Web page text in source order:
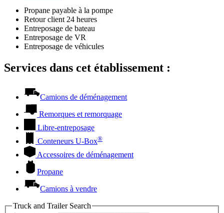
Propane payable à la pompe
Retour client 24 heures
Entreposage de bateau
Entreposage de VR
Entreposage de véhicules
Services dans cet établissement :
Camions de déménagement
Remorques et remorquage
Libre-entreposage
Conteneurs U-Box®
Accessoires de déménagement
Propane
Camions à vendre
Truck and Trailer Search